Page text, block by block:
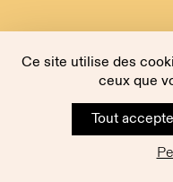
Ce site utilise des
ceux que
Tout